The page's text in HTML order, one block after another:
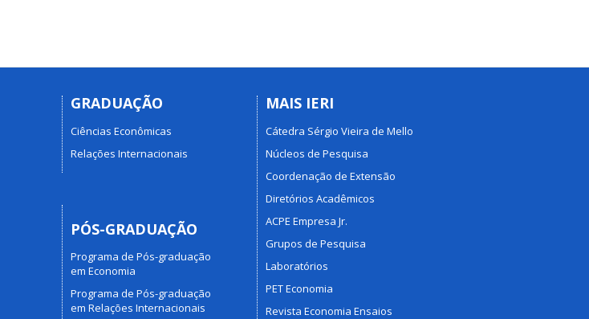
GRADUAÇÃO
Ciências Econômicas
Relações Internacionais
PÓS-GRADUAÇÃO
Programa de Pós-graduação
em Economia
Programa de Pós-graduação
em Relações Internacionais
MAIS IERI
Cátedra Sérgio Vieira de Mello
Núcleos de Pesquisa
Coordenação de Extensão
Diretórios Acadêmicos
ACPE Empresa Jr.
Grupos de Pesquisa
Laboratórios
PET Economia
Revista Economia Ensaios